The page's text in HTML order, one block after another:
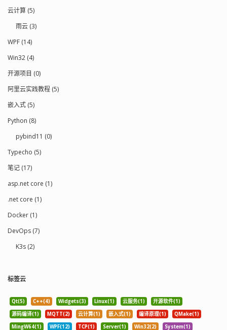
云计算 (5)
雨云 (3)
WPF (14)
Win32 (4)
开源项目 (0)
阿里云实践教程 (5)
嵌入式 (5)
Python (8)
pybind11 (0)
Typecho (5)
笔记 (17)
asp.net core (1)
.net core (1)
Docker (1)
DevOps (7)
K3s (2)
标签云
Qt(5) C++(4) Widgets(3) Linux(1) 云服务(1)
开源软件(1)
源码编译(1)
MQTT(2) 云计算(1) 嵌入式(1) 编译原理(1)
QMake(1)
MingW64(1)
WPF(12) TCP(1) Server(1) Win32(2)
System(1)